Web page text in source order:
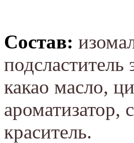
Состав:
какао масло,
ароматизатор,
краситель.